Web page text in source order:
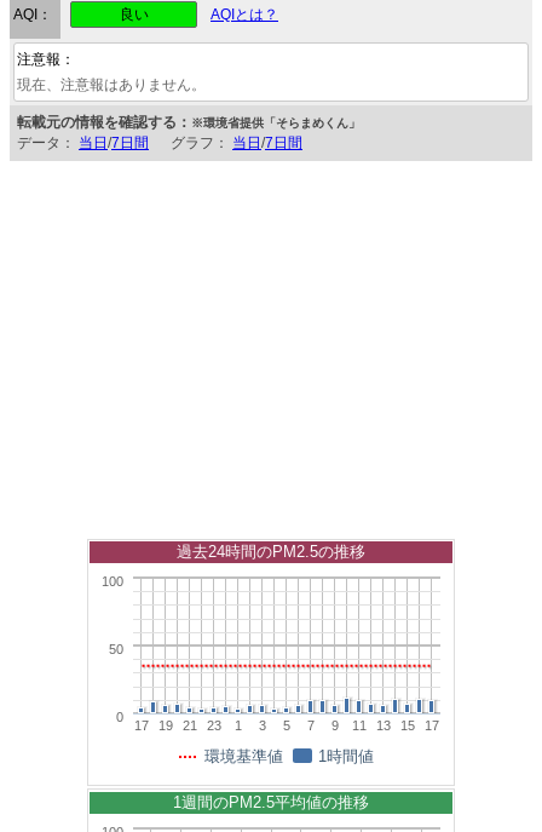
AQI： 良い AQIとは？
注意報：
現在、注意報はありません。
転載元の情報を確認する： ※環境省提供「そらまめくん」
データ： 当日 /7日間 グラフ： 当日 /7日間
17 19 21 23 1 3 5 7 9 11 13 15 17
0
50
100
過去24時間のPM2.5の推移
環境基準値 1時間値
1週間のPM2.5平均値の推移